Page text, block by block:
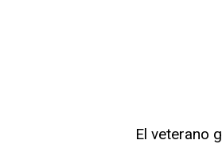
El veterano